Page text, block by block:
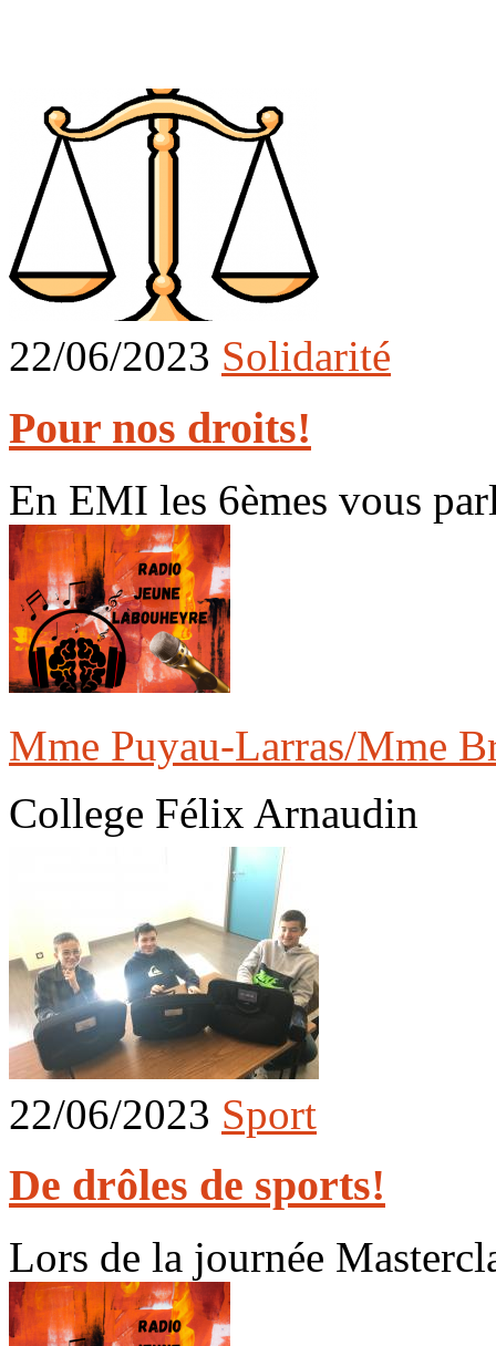
22/06/2023 Solidarité
Pour nos droits!
En EMI les 6èmes vous
Mme Puyau-Larras/Mme
College Félix Arnaudin
22/06/2023 Sport
De drôles de sports!
Lors de la journée